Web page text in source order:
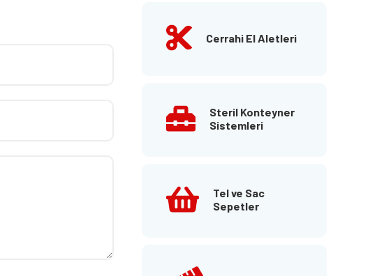
Cerrahi El Aletleri
Steril Konteyner
Sistemleri
Tel ve Sac
Sepetler